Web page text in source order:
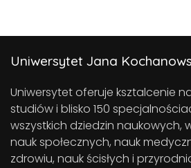
Uniwersytet Jana
Uniwersytet oferuje ksztalcenie
studiów i blisko 150
wszystkich dziedzin naukowych,
nauk społecznych, nauk
zdrowiu, nauk ścisłych i